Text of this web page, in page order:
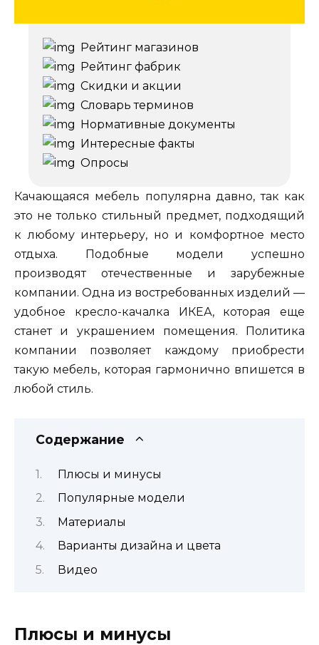
Рейтинг магазинов
Рейтинг фабрик
Скидки и акции
Словарь терминов
Нормативные документы
Интересные факты
Опросы
Качающаяся мебель популярна давно, так как
это не только стильный предмет, подходящий
к любому интерьеру, но и комфортное место
отдыха. Подобные модели успешно
производят отечественные и зарубежные
компании. Одна из востребованных изделий —
удобное кресло-качалка ИКЕА, которая еще
станет и украшением помещения. Политика
компании позволяет каждому приобрести
такую мебель, которая гармонично впишется в
любой стиль.
Содержание
Плюсы и минусы
Популярные модели
Материалы
Варианты дизайна и цвета
Видео
Плюсы и минусы